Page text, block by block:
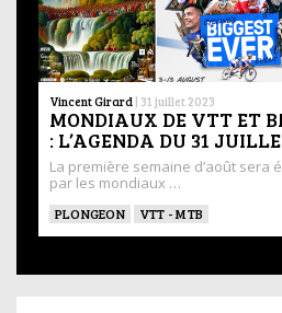
Vincent Girard | 31 juillet 2023
MONDIAUX DE VTT ET
: L’AGENDA DU 31
La première semaine d’août sera
par les mondiaux …
PLONGEON VTT - MTB